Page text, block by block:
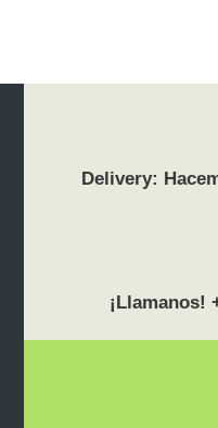
Delivery:
¡Llamanos!